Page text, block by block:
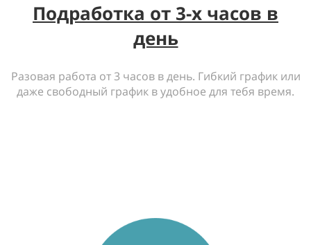
Подработка от 3-х часов в
день
Разовая работа от 3 часов в день. Гибкий график или
даже свободный график в удобное для тебя время.